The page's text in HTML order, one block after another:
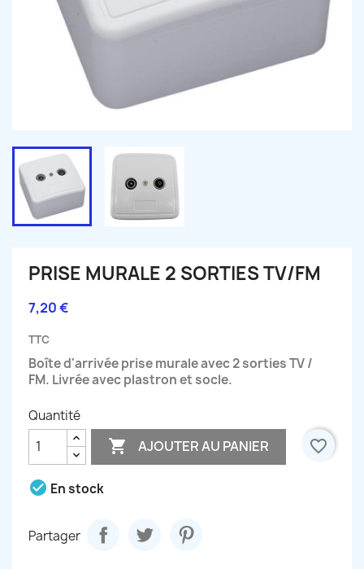
PRISE MURALE 2 SORTIES TV/FM
7,20 €
TTC
Boîte d'arrivée prise murale avec 2 sorties TV /
FM. Livrée avec plastron et socle.
Quantité
 AJOUTER AU PANIER favorite_border
check_circle En stock
Partager